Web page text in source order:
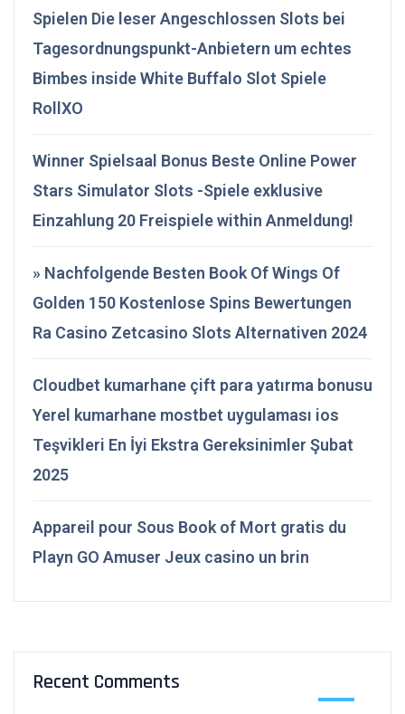
Spielen Die leser Angeschlossen Slots bei
Tagesordnungspunkt-Anbietern um echtes
Bimbes inside White Buffalo Slot Spiele
RollXO
Winner Spielsaal Bonus Beste Online Power
Stars Simulator Slots -Spiele exklusive
Einzahlung 20 Freispiele within Anmeldung!
» Nachfolgende Besten Book Of Wings Of
Golden 150 Kostenlose Spins Bewertungen
Ra Casino Zetcasino Slots Alternativen 2024
Cloudbet kumarhane çift para yatırma bonusu
Yerel kumarhane mostbet uygulaması ios
Teşvikleri En İyi Ekstra Gereksinimler Şubat
2025
Appareil pour Sous Book of Mort gratis du
Playn GO Amuser Jeux casino un brin
Recent Comments